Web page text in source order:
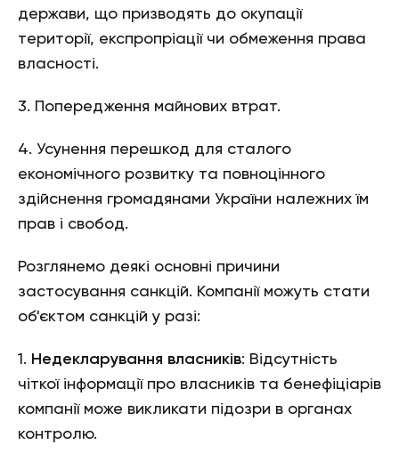
держави, що призводять до окупації
території, експропріації чи обмеження права
власності.
3. Попередження майнових втрат.
4. Усунення перешкод для сталого
економічного розвитку та повноцінного
здійснення громадянами України належних їм
прав і свобод.
Розглянемо деякі основні причини
застосування санкцій. Компанії можуть стати
об'єктом санкцій у разі:
1. Недекларування власників: Відсутність
чіткої інформації про власників та бенефіціарів
компанії може викликати підозри в органах
контролю.